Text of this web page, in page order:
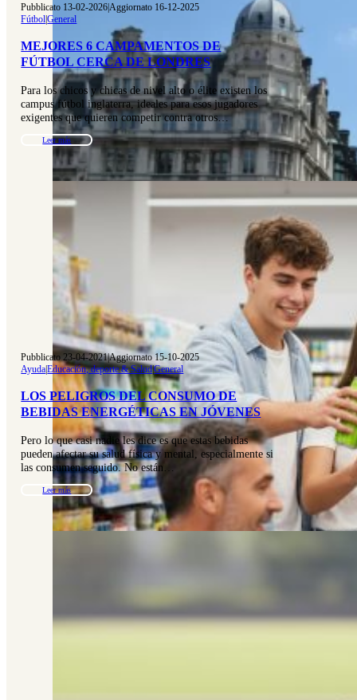
Pubblicato 13-02-2026|Aggiornato 16-12-2025
Fútbol|General
MEJORES 6 CAMPAMENTOS DE
FÚTBOL CERCA DE LONDRES
Para los chicos y chicas de nivel alto o élite existen los
campus fútbol inglaterra, ideales para esos jugadores
exigentes que quieren competir contra otros…
Leer más
Pubblicato 23-04-2021|Aggiornato 15-10-2025
Ayuda|Educación, deporte & Salud|General
LOS PELIGROS DEL CONSUMO DE
BEBIDAS ENERGÉTICAS EN JÓVENES
Pero lo que casi nadie les dice es que estas bebidas
pueden afectar su salud física y mental, especialmente si
las consumen seguido. No están…
Leer más